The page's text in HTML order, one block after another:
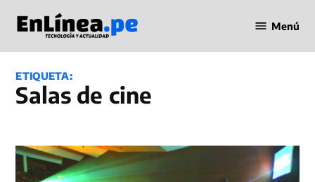
contenido
en Línea
Menú
ETIQUETA:
salas de cine